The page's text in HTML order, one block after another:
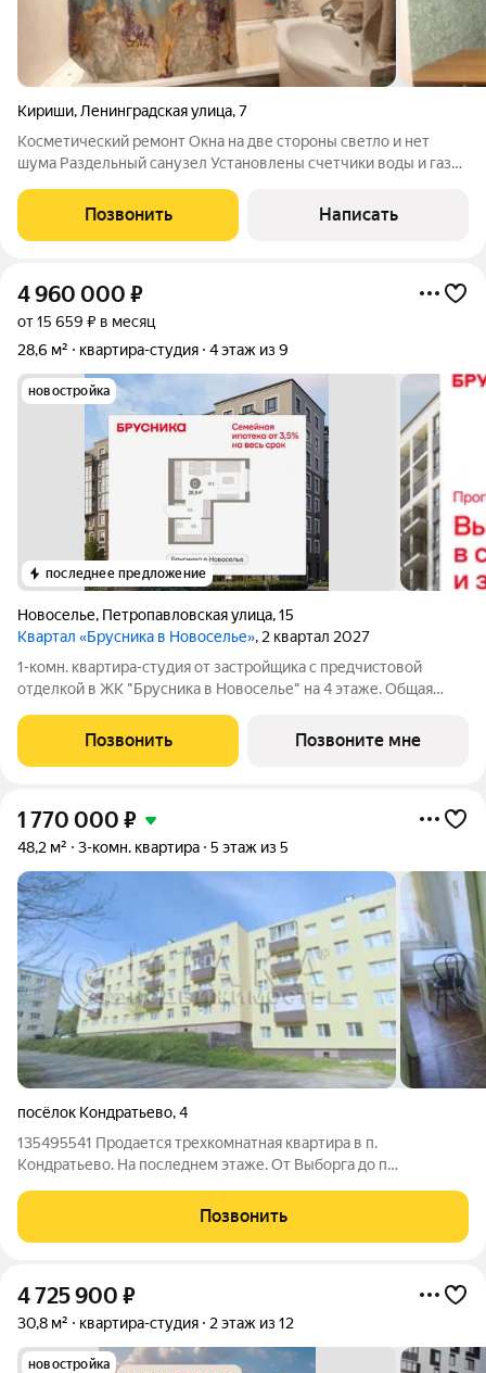
Кириши, Ленинградская улица,7
Косметический ремонт Окна на две стороны светло и нет
шума Раздельный санузел Установлены счетчики воды и газа
природы» и вся
Позвонить Написать
4 960 000 ₽
от 15 659 ₽ в месяц
28,6 м²
квартира-студия 4 этаж из 9
новостройка
последнее предложение
Новоселье, Петропавловская улица,15
Квартал «Брусника в Новоселье», 2 квартал 2027
1-комн. квартира-студия от застройщика с предчистовой
отделкой в ЖК "Брусника в Новоселье" на 4 этаже. Общая
городской поселок в Ломоносовском районе Ленинградской
области. Он расположен в 5
Позвонить Позвоните мне
1 770 000 ₽
48,2 м² 3-комн. квартира 5 этаж из 5
посёлок Кондратьево,4
135495541 Продается трехкомнатная квартира в п.
Кондратьево. На последнем этаже. От Выборга до п
поселке дестский сад, школа, магазины, церковь. Через дорогу
автозаправка. Подходит под ипотеку,
Позвонить
4 725 900 ₽
30,8 м² квартира-студия 2 этаж из 12
новостройка